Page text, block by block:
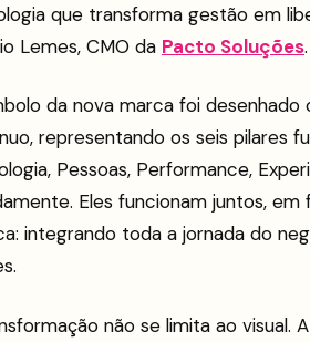
que transforma gestão em
Lemes, CMO da Pacto Soluções.
da nova marca foi
representando os seis pilares
Pessoas, Performance,
Eles funcionam juntos,
integrando toda a jornada do
não se limita ao visual.